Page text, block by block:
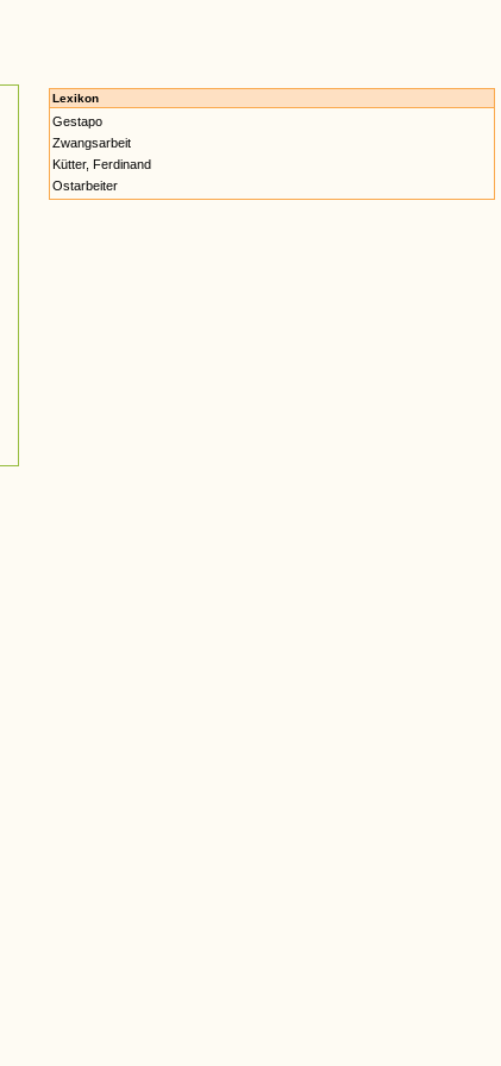
Lexikon
Gestapo
Zwangsarbeit
Kütter, Ferdinand
Ostarbeiter